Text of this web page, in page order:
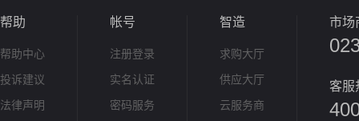
帮助
帮助中心
投诉建议
法律声明
帐号
注册登录
实名认证
密码服务
智造
求购大厅
供应大厅
云服务商
市场
客服